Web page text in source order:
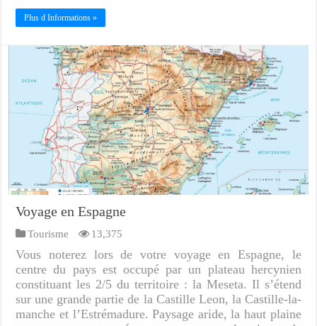
Plus d Informations »
Voyage en Espagne
Tourisme 13,375
Vous noterez lors de votre voyage en Espagne, le
centre du pays est occupé par un plateau hercynien
constituant les 2/5 du territoire : la Meseta. Il s’étend
sur une grande partie de la Castille Leon, la Castille-la-
manche et l’Estrémadure. Paysage aride, la haut plaine